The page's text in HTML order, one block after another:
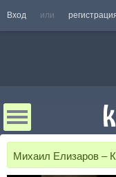
Вход или
Михаил Елизаров –